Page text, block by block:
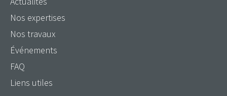
Nos expertises
Nos travaux
Événements
FAQ
Liens utiles